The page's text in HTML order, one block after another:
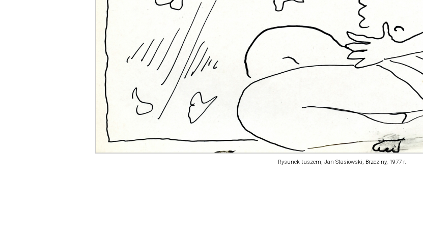
Rysunek tuszem, Jan Stasiowski, Brzeziny, 1977 r.